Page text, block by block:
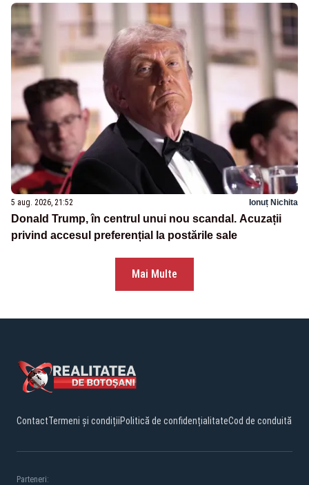
5 aug. 2026, 21:52 Ionuț Nichita
Donald Trump, în centrul unui nou scandal. Acuzații
privind accesul preferențial la postările sale
Mai Multe
ContactTermeni și condițiiPolitică de confidențialitateCod de conduită
Parteneri: